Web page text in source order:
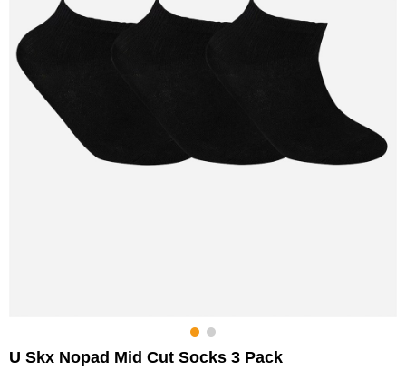
U Skx Nopad Mid Cut Socks 3 Pack